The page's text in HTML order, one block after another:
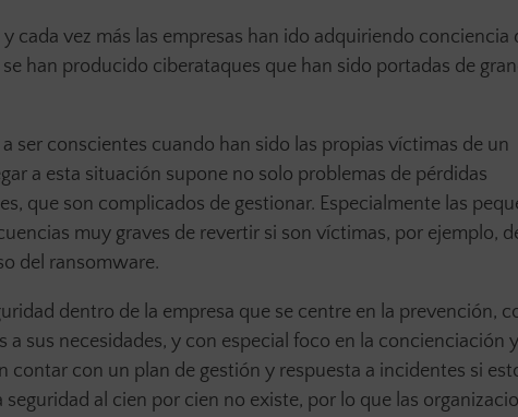
cada vez más las empresas han ido adquiriendo conciencia
han producido ciberataques que han sido portadas de
ser conscientes cuando han sido las propias víctimas de un
a esta situación supone no solo problemas de pérdidas
que son complicados de gestionar. Especialmente las
muy graves de revertir si son víctimas, por ejemplo,
del ransomware.
dentro de la empresa que se centre en la prevención,
sus necesidades, y con especial foco en la concienciación y
con un plan de gestión y respuesta a incidentes si
al cien por cien no existe, por lo que las